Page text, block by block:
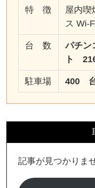
特 徴
屋内
ス Wi-
台 数
パチ
ト
駐車場 400
記事が見つかりま